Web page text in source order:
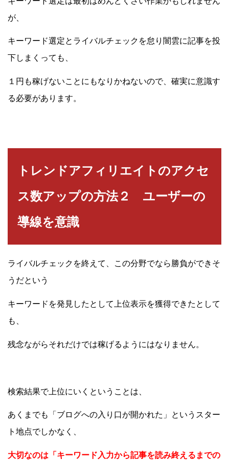
が、
キーワード選定とライバルチェックを怠り闇雲に記事を投
下しまくっても、
１円も稼げないことにもなりかねないので、確実に意識す
る必要があります。
トレンドアフィリエイトのアクセ
ス数アップの方法２ ユーザーの
導線を意識
ライバルチェックを終えて、この分野でなら勝負ができそ
うだという
キーワードを発見したとして上位表示を獲得できたとして
も、
残念ながらそれだけでは稼げるようにはなりません。
検索結果で上位にいくということは、
あくまでも「ブログへの入り口が開かれた」というスター
ト地点でしかなく、
大切なのは「キーワード入力から記事を読み終えるまでの